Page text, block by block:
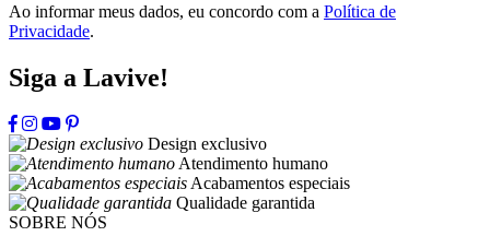
Ao informar meus dados, eu concordo com a Política de
Privacidade.
Siga a Lavive!
Design exclusivo
Atendimento humano
Acabamentos especiais
Qualidade garantida
SOBRE NÓS